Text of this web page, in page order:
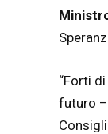
“Forti
futuro